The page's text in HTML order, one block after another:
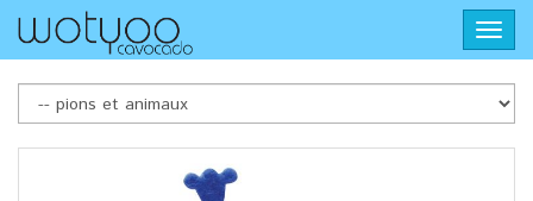
contenu
principal
pions